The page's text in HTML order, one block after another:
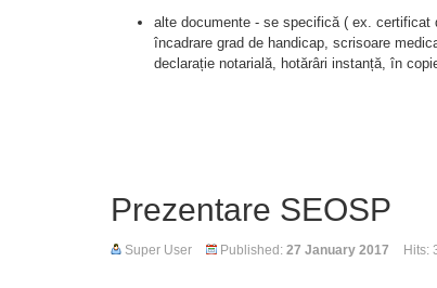
alte documente - se specifică ( ex.
încadrare grad de handicap, scrisoare
declarație notarială, hotărâri instanță, în
Prezentare SEOSP
Super User Published: 27 January 2017 Hits: